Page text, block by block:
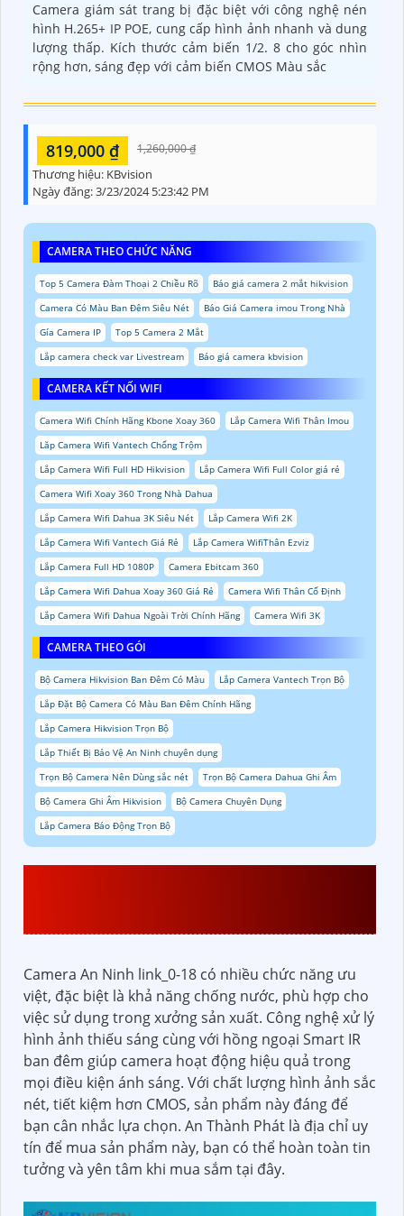
Camera giám sát trang bị đặc biệt với công nghệ nén
hình H.265+ IP POE, cung cấp hình ảnh nhanh và dung
lượng thấp. Kích thước cảm biến 1/2. 8 cho góc nhìn
rộng hơn, sáng đẹp với cảm biến CMOS Màu sắc
819,000 ₫ 1,260,000 ₫
Thương hiệu: KBvision
Ngày đăng:3/23/2024 5:23:42 PM
CAMERA THEO CHỨC NĂNG
Top 5 Camera Đàm Thoại 2 Chiều Rõ
Báo giá camera 2 mắt hikvision
Camera Có Màu Ban Đêm Siêu Nét
Báo Giá Camera imou Trong Nhà
Gía Camera IP
Top 5 Camera 2 Mắt
Lắp camera check var Livestream
Báo giá camera kbvision
CAMERA KẾT NỐI WIFI
Camera Wifi Chính Hãng Kbone Xoay 360
Lắp Camera Wifi Thân Imou
Lăp Camera Wifi Vantech Chống Trộm
Lắp Camera Wifi Full HD Hikvision
Lắp Camera Wifi Full Color giá rẻ
Camera Wifi Xoay 360 Trong Nhà Dahua
Lắp Camera Wifi Dahua 3K Siêu Nét
Lắp Camera Wifi 2K
Lắp Camera Wifi Vantech Giá Rẻ
Lắp Camera WifiThân Ezviz
Lắp Camera Full HD 1080P
Camera Ebitcam 360
Lắp Camera Wifi Dahua Xoay 360 Giá Rẻ
Camera Wifi Thân Cố Định
Lắp Camera Wifi Dahua Ngoài Trời Chính Hãng
Camera Wifi 3K
CAMERA THEO GÓI
Bộ Camera Hikvision Ban Đêm Có Màu
Lắp Camera Vantech Trọn Bộ
Lắp Đặt Bộ Camera Có Màu Ban Đêm Chính Hãng
Lắp Camera Hikvision Trọn Bộ
Lắp Thiết Bị Bảo Vệ An Ninh chuyên dụng
Trọn Bộ Camera Nên Dùng sắc nét
Trọn Bộ Camera Dahua Ghi Âm
Bộ Camera Ghi Âm Hikvision
Bộ Camera Chuyên Dụng
Lắp Camera Báo Động Trọn Bộ
Camera An Ninh link_0-18 có nhiều chức năng ưu
việt, đặc biệt là khả năng chống nước, phù hợp cho
việc sử dụng trong xưởng sản xuất. Công nghệ xử lý
hình ảnh thiếu sáng cùng với hồng ngoại Smart IR
ban đêm giúp camera hoạt động hiệu quả trong
mọi điều kiện ánh sáng. Với chất lượng hình ảnh sắc
nét, tiết kiệm hơn CMOS, sản phẩm này đáng để
bạn cân nhắc lựa chọn. An Thành Phát là địa chỉ uy
tín để mua sản phẩm này, bạn có thể hoàn toàn tin
tưởng và yên tâm khi mua sắm tại đây.